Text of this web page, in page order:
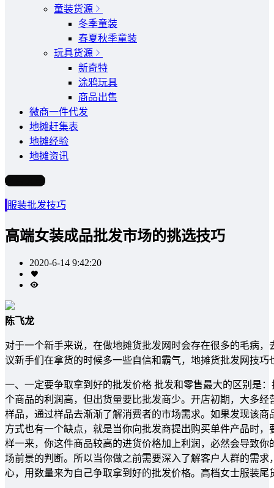
童装货源
冬季童装
春夏秋季童装
玩具货源
新奇特
涂鸦玩具
商品出售
微商一件代发
地摊赶集表
地摊经验
地摊资讯
写文章
服装批发技巧
高端女装成品批发市场的挑选技巧
2020-6-14 9:42:20
陈飞龙
对于一个新手来说，在做地摊货批发网时会存在很多的毛病
议新手们在拿货的时候多一些自信和霸气，地摊货批发网技
一、一定要争取拿到好的批发价格 批发和零售最大的区别是
个商品的利润高，但出货量要比批发商少。开店初期，大多
样品，通过样品去渐渐了解消费者的市场需求。如果发现该
方式也有一个缺点，就是当你向批发商提出购买单件产品时
样一来，你这件商品较高的进货价格加上利润，必然会导致
场前景的判断。所以当你做之前需要深入了解客户人群的需
心，用数量来为自己争取拿到好的批发价格。高档女士服装尾